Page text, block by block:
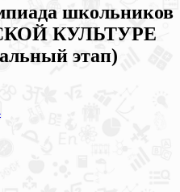
школьников
КУЛЬТУРЕ
этап)